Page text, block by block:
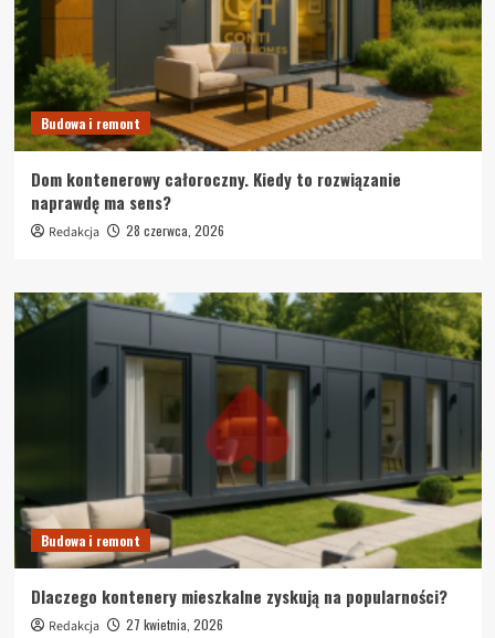
Budowa i remont
Dom kontenerowy całoroczny. Kiedy to rozwiązanie
naprawdę ma sens?
Redakcja 28 czerwca, 2026
Budowa i remont
Dlaczego kontenery mieszkalne zyskują na popularności?
Redakcja 27 kwietnia, 2026